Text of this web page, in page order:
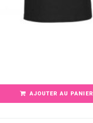
AJOUTER AU PANIER